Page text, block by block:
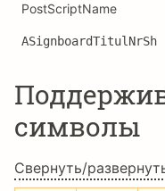
PostScriptName
ASignboardTitulNrSh
символы
Свернуть/